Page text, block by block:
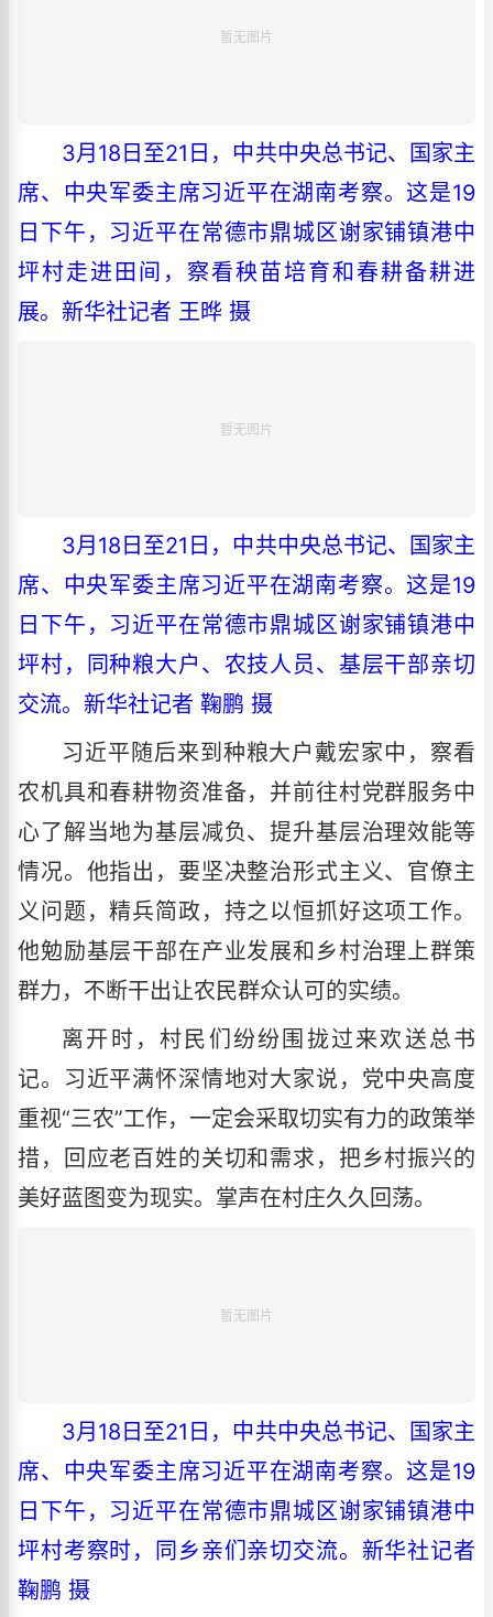
3月18日至21日，中共中央总书记、国家主
席、中央军委主席习近平在湖南考察。这是19
日下午，习近平在常德市鼎城区谢家铺镇港中
坪村走进田间，察看秧苗培育和春耕备耕进
展。新华社记者 王晔 摄
3月18日至21日，中共中央总书记、国家主
席、中央军委主席习近平在湖南考察。这是19
日下午，习近平在常德市鼎城区谢家铺镇港中
坪村，同种粮大户、农技人员、基层干部亲切
交流。新华社记者 鞠鹏 摄
习近平随后来到种粮大户戴宏家中，察看
农机具和春耕物资准备，并前往村党群服务中
心了解当地为基层减负、提升基层治理效能等
情况。他指出，要坚决整治形式主义、官僚主
义问题，精兵简政，持之以恒抓好这项工作。
他勉励基层干部在产业发展和乡村治理上群策
群力，不断干出让农民群众认可的实绩。
离开时，村民们纷纷围拢过来欢送总书
记。习近平满怀深情地对大家说，党中央高度
重视“三农”工作，一定会采取切实有力的政策举
措，回应老百姓的关切和需求，把乡村振兴的
美好蓝图变为现实。掌声在村庄久久回荡。
3月18日至21日，中共中央总书记、国家主
席、中央军委主席习近平在湖南考察。这是19
日下午，习近平在常德市鼎城区谢家铺镇港中
坪村考察时，同乡亲们亲切交流。新华社记者
鞠鹏 摄